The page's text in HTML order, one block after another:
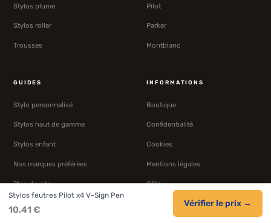
Stylos plume
Stylos roller
Trousses
Pilot
Parker
Montblanc
GUIDES
Stylo personnalisé
Stylos haut de gamme
Stylos enfant
Nos marques préférées
Plan du site
INFORMATIONS
Boutique
Confidentialité
Cookies
Mentions légales
CGV
Stylos feutres Pilot x4 V-Sign Pen
10.41 €
Vérifier le prix →